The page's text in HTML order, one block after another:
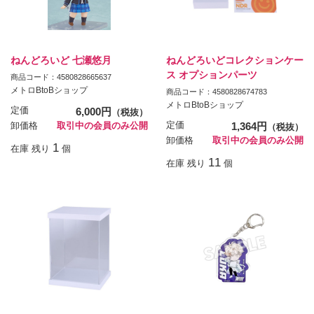
ねんどろいど 七瀬悠月
商品コード：4580828665637
メトロBtoBショップ
定価 6,000円
（税抜）
卸価格
取引中の会員のみ公開
在庫 残り 1 個
ねんどろいどコレクションケー
ス オプションパーツ
商品コード：4580828674783
メトロBtoBショップ
定価 1,364円
（税抜）
卸価格
取引中の会員のみ公開
在庫 残り 11 個